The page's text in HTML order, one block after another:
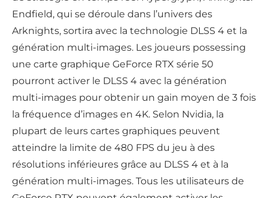
Endfield, qui se déroule dans l’univers des
Arknights, sortira avec la technologie DLSS 4 et la
génération multi-images. Les joueurs possessing
une carte graphique GeForce RTX série 50
pourront activer le DLSS 4 avec la génération
multi-images pour obtenir un gain moyen de 3 fois
la fréquence d’images en 4K. Selon Nvidia, la
plupart de leurs cartes graphiques peuvent
atteindre la limite de 480 FPS du jeu à des
résolutions inférieures grâce au DLSS 4 et à la
génération multi-images. Tous les utilisateurs de